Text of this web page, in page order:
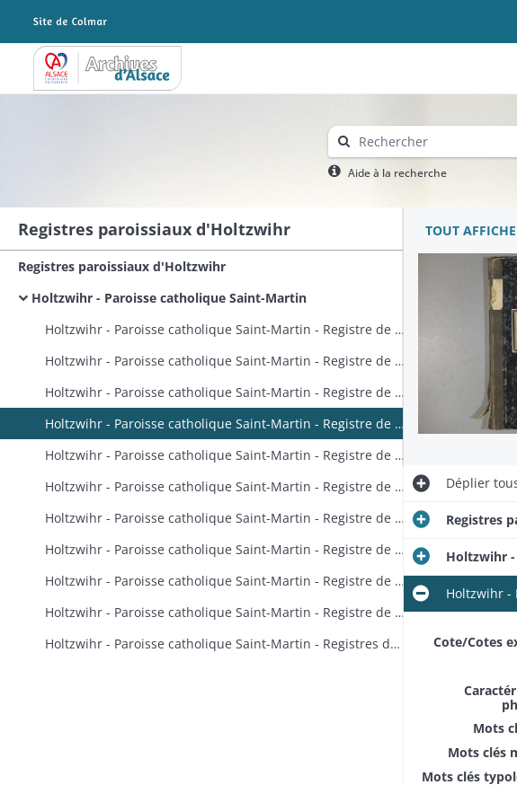
Archives Alsace - Colmar
Aide à la recherche
Registres paroissiaux d'Holtzwihr
Registres paroissiaux d'Holtzwihr
Holtzwihr - Paroisse catholique Saint-Martin
Holtzwihr - Paroisse catholique Saint-Martin - Registre de baptêmes, mariages et sépultures
Holtzwihr - Paroisse catholique Saint-Martin - Registre de baptêmes et notes
Holtzwihr - Paroisse catholique Saint-Martin - Registre de baptêmes
Holtzwihr - Paroisse catholique Saint-Martin - Registre de mariages
Holtzwihr - Paroisse catholique Saint-Martin - Registre de mariages
Holtzwihr - Paroisse catholique Saint-Martin - Registre de baptêmes et mariages
Holtzwihr - Paroisse catholique Saint-Martin - Registre de baptêmes
Holtzwihr - Paroisse catholique Saint-Martin - Registre de baptêmes
Holtzwihr - Paroisse catholique Saint-Martin - Registre de sépultures
Holtzwihr - Paroisse catholique Saint-Martin - Registre de sépultures
Holtzwihr - Paroisse catholique Saint-Martin - Registres de baptêmes, mariages et sépultures
TOUT
Déplier
Registres
Holtzwihr
Holtzwihr -
Cote/Cotes
Mots
Mots clés
Mots clés